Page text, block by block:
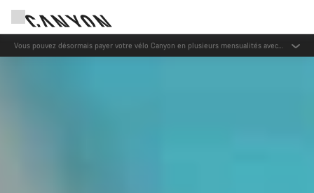
Recevez nos meilleures offres avec la newsletter Canyon